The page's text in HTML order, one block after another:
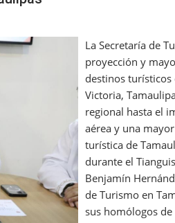
La Secretaría de
proyección y
destinos turísticos
Victoria,
regional hasta el
aérea y una
turística de
durante el
Benjamín
de Turismo en
sus homólogos de